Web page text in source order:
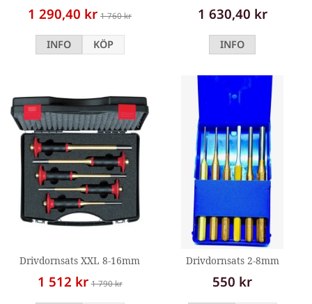
1 290,40 kr 1 760 kr
INFO KÖP
1 630,40 kr
INFO
Drivdornsats XXL 8-16mm
1 512 kr 1 790 kr
Drivdornsats 2-8mm
550 kr